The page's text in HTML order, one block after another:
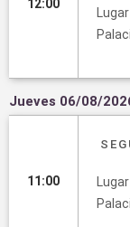
12:00
Jueves 06/08/
11:00